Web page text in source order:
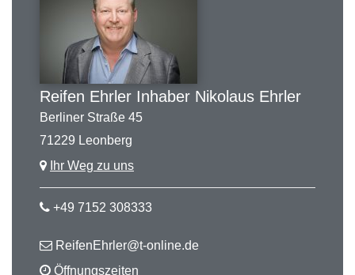
Reifen Ehrler Inhaber Nikolaus Ehrler
Berliner Straße 45
71229 Leonberg
Ihr Weg zu uns
+49 7152 308333
ReifenEhrler@t-online.de
Öffnungszeiten